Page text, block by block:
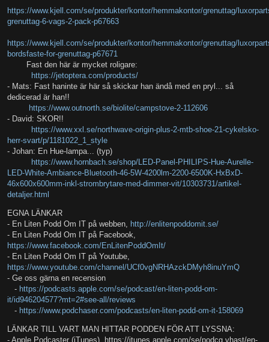
https://www.kjell.com/se/produkter/kontor/hemmakontor/grenuttag/
grenuttag-6-vags-2-pack-p67663
https://www.kjell.com/se/produkter/kontor/hemmakontor/grenuttag/
bordsfaste-for-grenuttag-p67671
Fast den här är mycket roligare:
https://jetoptera.com/products/
- Mats: Fast haninte är här så skickar han ändå med en pryl... så
dedicerad är han!!
https://www.outnorth.se/biolite/campstove-2-112606
- David: SKOR!!
https://www.xxl.se/northwave-origin-plus-2-mtb-shoe-21-cykelsko-
herr-svart/p/1181022_1_style
- Johan: En Hue-lampa... (typ)
https://www.hornbach.se/shop/LED-Panel-PHILIPS-Hue-Aurelle-
LED-White-Ambiance-Bluetooth-46-5W-4200lm-2200-6500K-HxBxD-
46x600x600mm-inkl-strombrytare-med-dimmer-vit/10303731/artikel-
detaljer.html
EGNA LÄNKAR
- En Liten Podd Om IT på webben, http://enlitenpoddomit.se/
- En Liten Podd Om IT på Facebook,
https://www.facebook.com/EnLitenPoddOmIt/
- En Liten Podd Om IT på Youtube,
https://www.youtube.com/channel/UCf0vgNRHAzckDMyh8inuYmQ
- Ge oss gärna en recension
- https://podcasts.apple.com/se/podcast/en-liten-podd-om-
it/id946204577?mt=2#see-all/reviews
- https://www.podchaser.com/podcasts/en-liten-podd-om-it-158069
LÄNKAR TILL VART MAN HITTAR PODDEN FÖR ATT LYSSNA:
- Apple Podcaster (iTunes), https://itunes.apple.com/se/podcg vhast/en-